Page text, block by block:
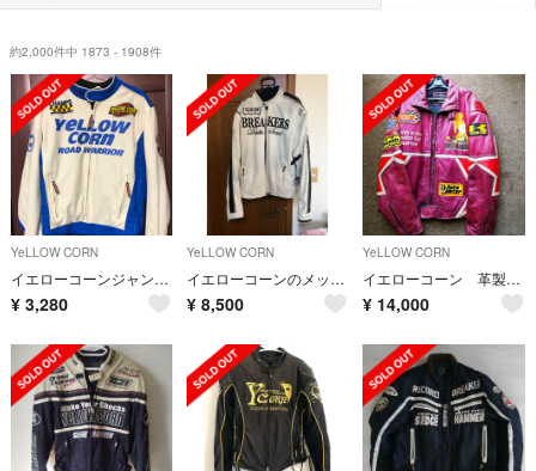
約2,000件中 1873 - 1908件
YeLLOW CORN
イエローコーンジャンバー
¥ 3,280
YeLLOW CORN
イエローコーンのメッシュジャケット ３L
¥ 8,500
YeLLOW CORN
イエローコーン 革製ライダースジャケット
¥ 14,000